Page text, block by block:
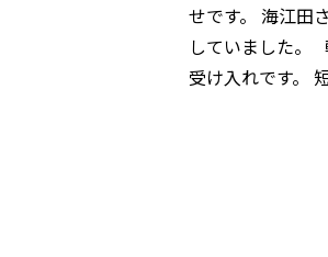
せです。 海江田
していました。
受け入れです。